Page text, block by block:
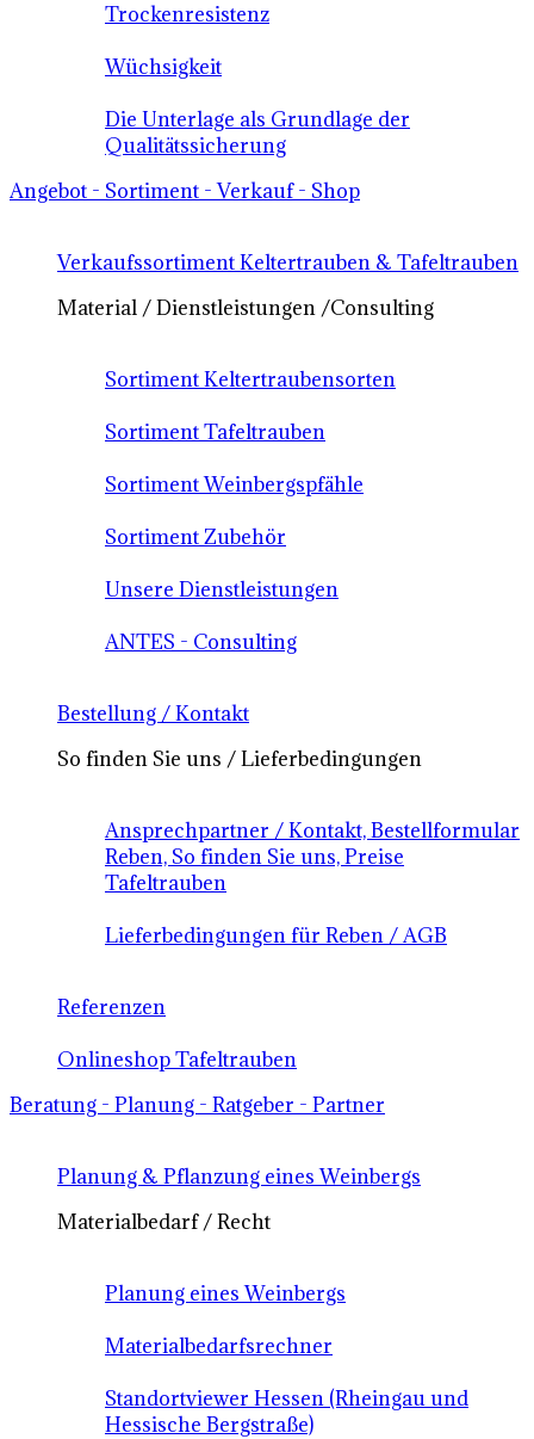
Trockenresistenz
Wüchsigkeit
Die Unterlage als Grundlage der
Qualitätssicherung
Angebot - Sortiment - Verkauf - Shop
Verkaufssortiment Keltertrauben & Tafeltrauben
Material / Dienstleistungen /Consulting
Sortiment Keltertraubensorten
Sortiment Tafeltrauben
Sortiment Weinbergspfähle
Sortiment Zubehör
Unsere Dienstleistungen
ANTES - Consulting
Bestellung / Kontakt
So finden Sie uns / Lieferbedingungen
Ansprechpartner / Kontakt, Bestellformular
Reben, So finden Sie uns, Preise
Tafeltrauben
Lieferbedingungen für Reben / AGB
Referenzen
Onlineshop Tafeltrauben
Beratung - Planung - Ratgeber - Partner
Planung & Pflanzung eines Weinbergs
Materialbedarf / Recht
Planung eines Weinbergs
Materialbedarfsrechner
Standortviewer Hessen (Rheingau und
Hessische Bergstraße)